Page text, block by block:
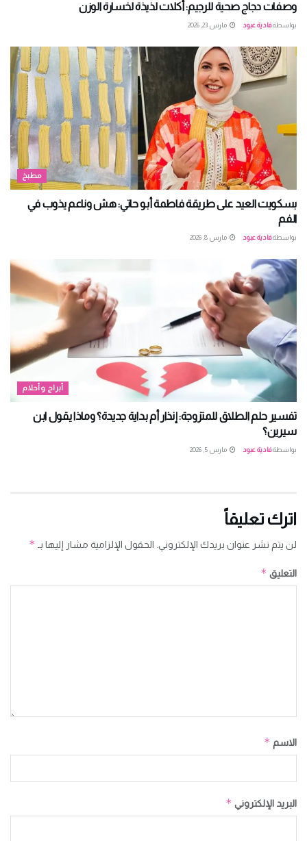
وصفات دجاج صحية للرجيم: أكلات لذيذة لخسارة الوزن
بواسطةفادية عبود مارس 23, 2026
مطبخ
بسكويت العيد على طريقة فاطمة أبو حاتي: هش وناعم يذوب في
الفم
بواسطةفادية عبود مارس 8, 2026
أبراج وأحلام
تفسير حلم الطلاق للمتزوجة: إنذار أم بداية جديدة؟ وماذا يقول ابن
سيرين؟
بواسطةفادية عبود مارس 5, 2026
اترك تعليقاً
لن يتم نشر عنوان بريدك الإلكتروني. الحقول الإلزامية مشار إليها بـ *
التعليق *
الاسم *
البريد الإلكتروني *